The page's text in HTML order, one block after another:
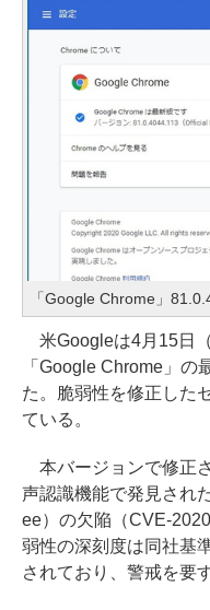
「Google Chrome」
米Googleは4月15日
「Google Chrome」の
た。脆弱性を修正した
ている。
本バージョンで修正
声認識機能で発見され
ee）の欠陥（CVE-
弱性の深刻度は同社基
されており、警戒を要